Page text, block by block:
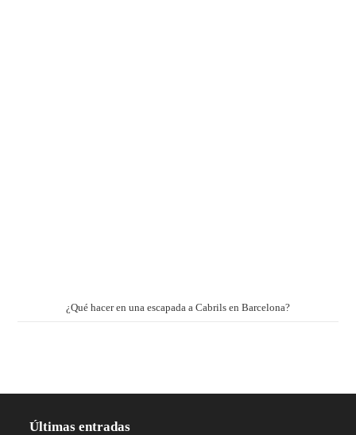
¿Qué hacer en una escapada a Cabrils en Barcelona?
Últimas entradas